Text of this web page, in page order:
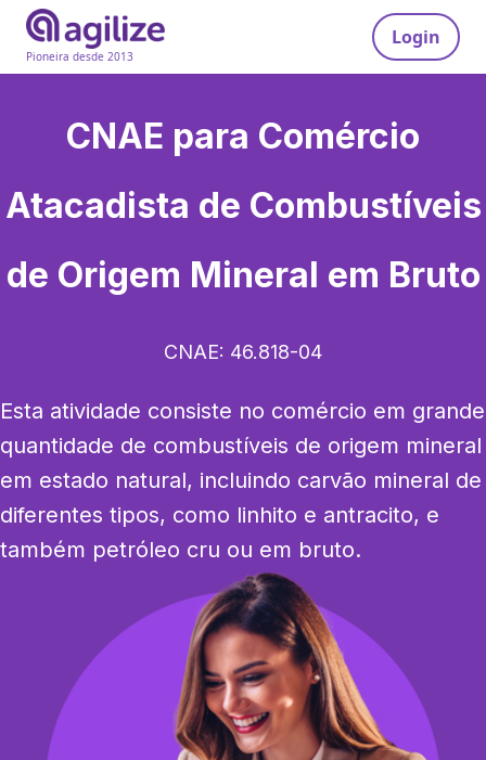
Pioneira desde 2013
Login
CNAE para Comércio
Atacadista de Combustíveis
de Origem Mineral em Bruto
CNAE: 46.818-04
Esta atividade consiste no comércio em grande
quantidade de combustíveis de origem mineral
em estado natural, incluindo carvão mineral de
diferentes tipos, como linhito e antracito, e
também petróleo cru ou em bruto.